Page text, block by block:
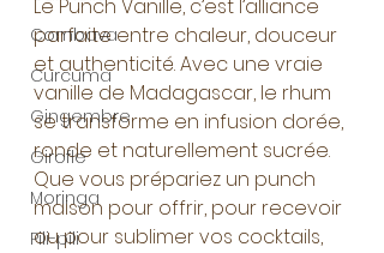
Combava
Curcuma
Gingembre
Girofle
Moringa
Pili-pili
Le Punch Vanille, c’est l’alliance
parfaite entre chaleur, douceur
et authenticité. Avec une vraie
vanille de Madagascar, le rhum
se transforme en infusion dorée,
ronde et naturellement sucrée.
Que vous prépariez un punch
maison pour offrir, pour recevoir
ou pour sublimer vos cocktails,